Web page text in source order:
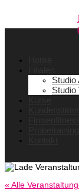
Studio
Studio
« Alle